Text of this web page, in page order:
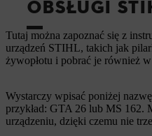
OBSŁUGI
Tutaj można zapoznać się z
urządzeń STIHL, takich jak
żywopłotu i pobrać je również
Wystarczy wpisać poniżej
przykład: GTA 26 lub MS 162.
urządzeniu, dzięki czemu nie